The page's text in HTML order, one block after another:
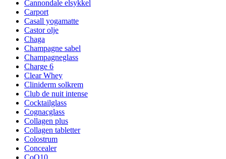
Cannondale elsykkel
Carport
Casall yogamatte
Castor olje
Chaga
Champagne sabel
Champagneglass
Charge 6
Clear Whey
Cliniderm solkrem
Club de nuit intense
Cocktailglass
Cognacglass
Collagen plus
Collagen tabletter
Colostrum
Concealer
CoQ10